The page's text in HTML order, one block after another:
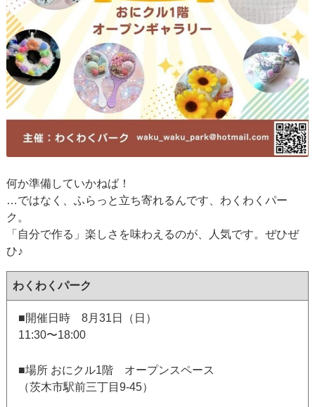
何か準備していかねば！
…ではなく、ふらっと立ち寄れるんです、わくわくパー
ク。
「自分で作る」楽しさを味わえるのが、人気です。ぜひぜ
ひ♪
わくわくパーク
■開催日時 8月31日（日）
11:30〜18:00
■場所 おにクル1階 オープンスペース
（茨木市駅前三丁目9-45）